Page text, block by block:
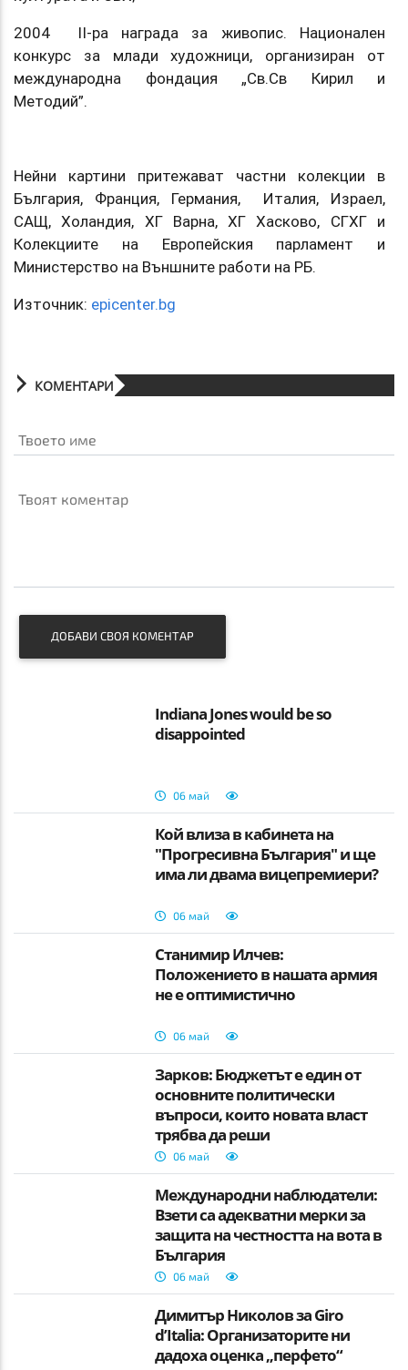
2004 II-ра награда за живопис. Национален
конкурс за млади художници, организиран от
международна фондация „Св.Св Кирил и
Методий”.
Нейни картини притежават частни колекции в
България, Франция, Германия, Италия, Израел,
САЩ, Холандия, ХГ Варна, ХГ Хасково, СГХГ и
Колекциите на Европейския парламент и
Министерство на Външните работи на РБ.
Източник: epicenter.bg
КОМЕНТАРИ
Твоето име
Твоят коментар
ДОБАВИ СВОЯ КОМЕНТАР
Indiana Jones would be so
disappointed
06 май
Кой влиза в кабинета на
"Прогресивна България" и ще
има ли двама вицепремиери?
06 май
Станимир Илчев:
Положението в нашата армия
не е оптимистично
06 май
Зарков: Бюджетът е един от
основните политически
въпроси, които новата власт
трябва да реши
06 май
Международни наблюдатели:
Взети са адекватни мерки за
защита на честността на вота в
България
06 май
Димитър Николов за Giro
d’Italia: Организаторите ни
дадоха оценка „перфето“